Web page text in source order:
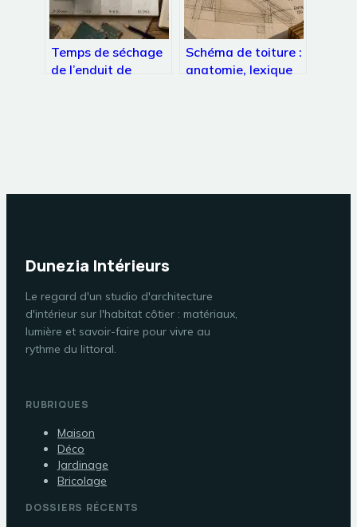
Temps de séchage
de l’enduit de
Schéma de toiture :
anatomie, lexique
Dunezia Intérieurs
Le regard d'un studio d'architecture
d'intérieur sur l'habitat côtier : matériaux,
lumière et savoir-faire pour vivre au
rythme du littoral.
RUBRIQUES
Maison
Déco
Jardinage
Bricolage
DOSSIERS RÉCENTS